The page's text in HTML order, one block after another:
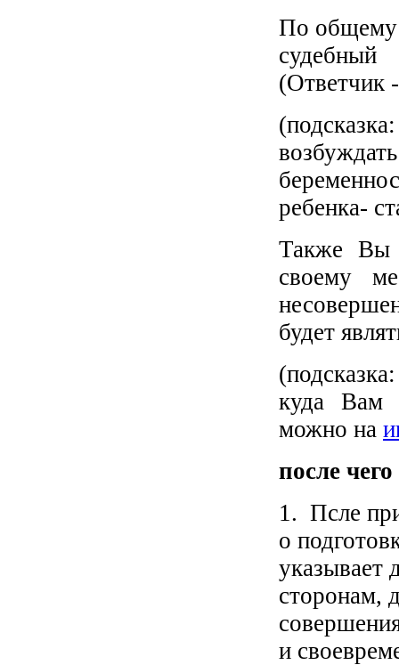
По общему
судебный
(Ответчик
ребенка-
Также Вы
своему
будет
куда Вам
можно на
после
1. Псле
о
указывает
сторонам,
и